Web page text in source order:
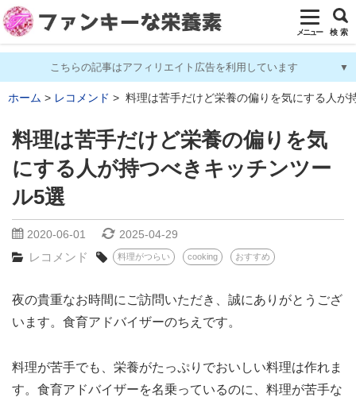
メニュー 検 索
こちらの記事はアフィリエイト広告を利用しています
ホーム レコメンド 料理は苦手だけど栄養の偏りを気にする人が
料理は苦手だけど栄養の偏りを気
にする人が持つべきキッチンツー
ル5選
2020-06-01 2025-04-29
レコメンド 料理がつらい cooking おすすめ
夜の貴重なお時間にご訪問いただき、誠にありがとうござ
います。食育アドバイザーのちえです。
料理が苦手でも、栄養がたっぷりでおいしい料理は作れま
す。食育アドバイザーを名乗っているのに、料理が苦手な